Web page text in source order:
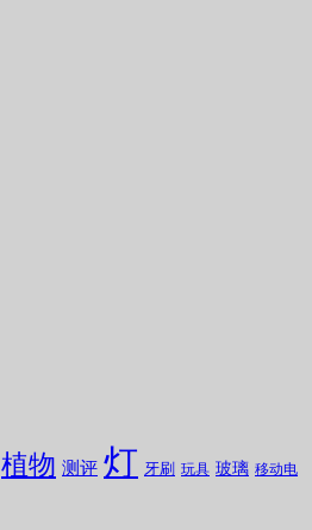
植物 测评 灯 牙刷 玩具 玻璃 移动电